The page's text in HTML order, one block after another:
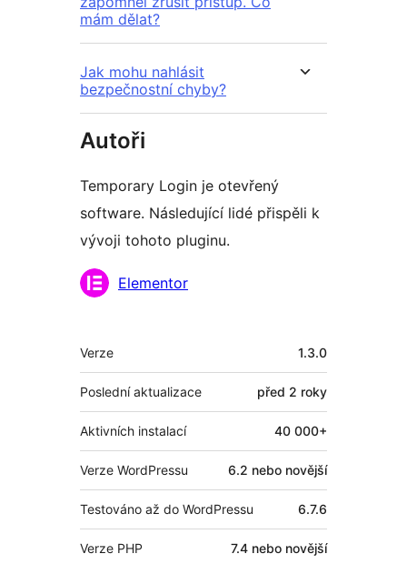
mám dělat?
Jak mohu nahlásit
bezpečnostní chyby?
Autoři
Temporary Login je otevřený
software. Následující lidé přispěli k
vývoji tohoto pluginu.
Spolupracovníci
Elementor
Meta
Verze 1.3.0
Poslední aktualizace před 2 roky
Aktivních instalací 40 000+
Verze WordPressu 6.2 nebo novější
Testováno až do WordPressu 6.7.6
Verze PHP 7.4 nebo novější